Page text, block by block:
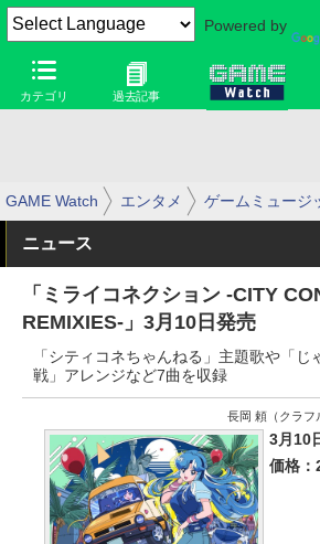
Powered by
カテゴリ 過去記事
GAME Watch エンタメ ゲームミュージ
ニュース
「ミライコネクション -CITY
REMIXIES-」3月10日発売
「シティコネちゃんねる」主題歌や「じ
戦」アレンジなど7曲を収録
長岡 頼（クラフ
3月10
価格：